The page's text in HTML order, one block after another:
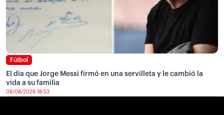
Fútbol
El día que Jorge Messi firmó en una servilleta y le cambió la
vida a su familia
08/08/2026 18:53